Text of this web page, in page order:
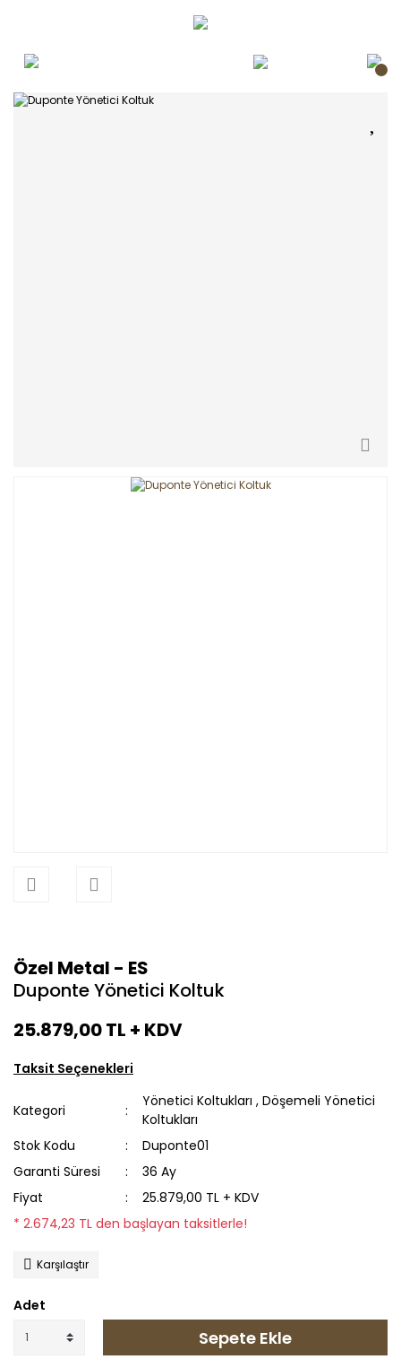
Özel Metal - ES
Duponte Yönetici Koltuk
25.879,00 TL + KDV
Taksit Seçenekleri
Kategori
Yönetici Koltukları ,Döşemeli Yönetici
Koltukları
Stok Kodu
Duponte01
Garanti Süresi
36 Ay
Fiyat
25.879,00 TL + KDV
* 2.674,23 TL den başlayan taksitlerle!
Karşılaştır
Adet
Sepete Ekle